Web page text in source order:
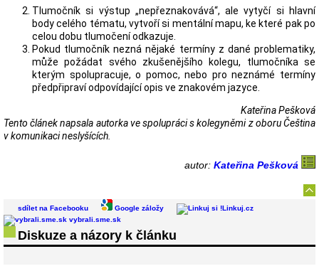
Tlumočník si výstup „nepřeznakovává“, ale vytyčí si hlavní
body celého tématu, vytvoří si mentální mapu, ke které pak po
celou dobu tlumočení odkazuje.
Pokud tlumočník nezná nějaké termíny z dané problematiky,
může požádat svého zkušenějšího kolegu, tlumočníka se
kterým spolupracuje, o pomoc, nebo pro neznámé termíny
předpřipraví odpovídající opis ve znakovém jazyce.
Kateřina Pešková
Tento článek napsala autorka ve spolupráci s kolegyněmi z oboru Čeština
v komunikaci neslyšících.
autor: Kateřina Pešková
sdílet na Facebooku Google záložy
Linkuj.cz
vybrali.sme.sk
Diskuze a názory k článku